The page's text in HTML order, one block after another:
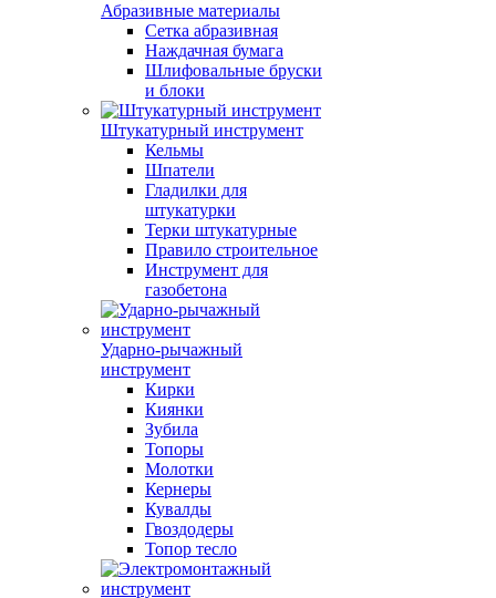
Абразивные материалы
Сетка абразивная
Наждачная бумага
Шлифовальные бруски
и блоки
Штукатурный инструмент
Кельмы
Шпатели
Гладилки для
штукатурки
Терки штукатурные
Правило строительное
Инструмент для
газобетона
Ударно-рычажный
инструмент
Кирки
Киянки
Зубила
Топоры
Молотки
Кернеры
Кувалды
Гвоздодеры
Топор тесло